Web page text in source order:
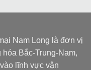
Nam Long là đơn vị
Bắc-Trung-Nam,
lĩnh vực vận